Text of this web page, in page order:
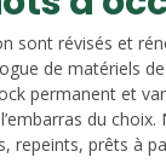
sont révisés et
de matériels
permanent et
du
repeints, prêts à